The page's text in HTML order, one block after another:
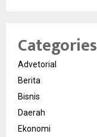
Categories
Advetorial
Berita
Bisnis
Daerah
Ekonomi